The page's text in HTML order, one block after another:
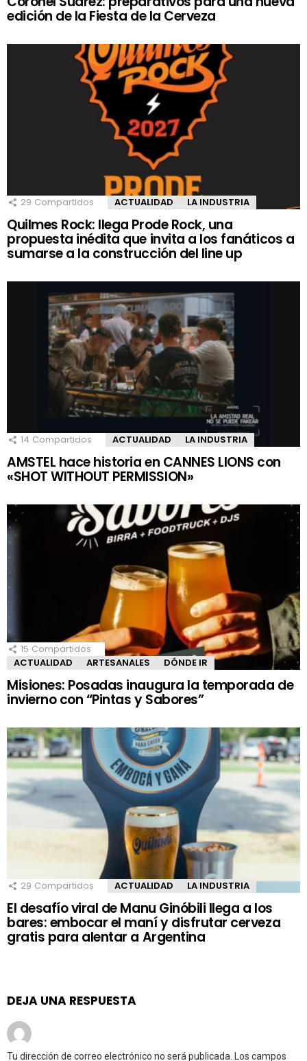
edición de la Fiesta de la Cerveza
29 Compartidos ACTUALIDAD LA INDUSTRIA
Quilmes Rock: llega Prode Rock, una
propuesta inédita que invita a los fanáticos a
sumarse a la construcción del line up
14 Compartidos ACTUALIDAD LA INDUSTRIA
AMSTEL hace historia en CANNES LIONS con
«SHOT WITHOUT PERMISSION»
15 Compartidos
ACTUALIDAD
ARTESANALES DÓNDE IR
Misiones: Posadas inaugura la temporada de
invierno con “Pintas y Sabores”
29 Compartidos ACTUALIDAD LA INDUSTRIA
El desafío viral de Manu Ginóbili llega a los
bares: embocar el maní y disfrutar cerveza
gratis para alentar a Argentina
DEJA UNA RESPUESTA
Tu dirección de correo electrónico no será publicada. Los campos